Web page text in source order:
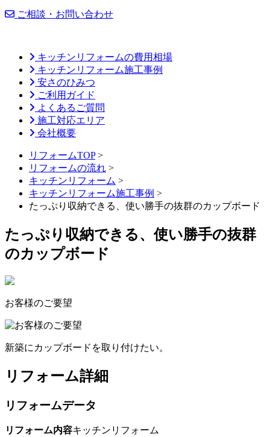
ご相談・お問い合わせ
キッチンリフォームの費用相場
キッチンリフォーム施工事例
安さのひみつ
ご利用ガイド
よくあるご質問
施工対応エリア
会社概要
リフォームTOP>
リフォームの流れ >
キッチンリフォーム >
キッチンリフォーム施工事例 >
たっぷり収納できる、使い勝手の抜群のカップボード
たっぷり収納できる、使い勝手の抜群
のカップボード
お客様のご要望
新築にカップボードを取り付けたい。
リフォーム詳細
リフォームデータ
リフォーム内容キッチンリフォーム